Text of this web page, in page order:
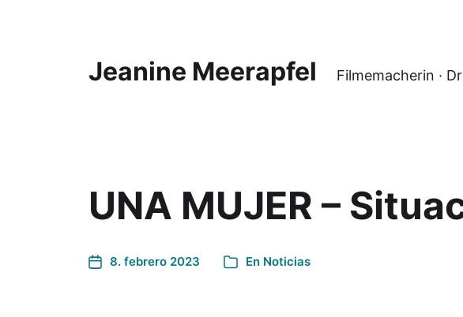
Jeanine Meerapfel Filmemacherin ·
UNA MUJER –
8. febrero 2023 En Noticias